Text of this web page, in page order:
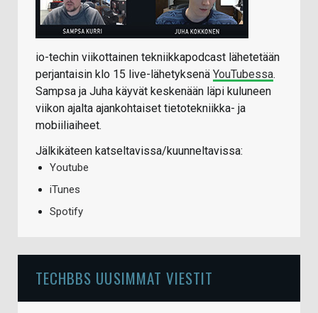
io-techin viikottainen tekniikkapodcast lähetetään
perjantaisin klo 15 live-lähetyksenä YouTubessa.
Sampsa ja Juha käyvät keskenään läpi kuluneen
viikon ajalta ajankohtaiset tietotekniikka- ja
mobiiliaiheet.
Jälkikäteen katseltavissa/kuunneltavissa:
Youtube
iTunes
Spotify
TECHBBS UUSIMMAT VIESTIT